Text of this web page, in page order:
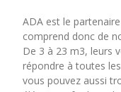
ADA est le
comprend donc de
De 3 à 23 m3, leurs
répondre à toutes
vous pouvez aussi